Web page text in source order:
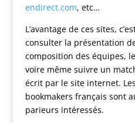
endirect.com, etc…
L’avantage de ces sites,
consulter la présentation
composition des équipes,
voire même suivre un
écrit par le site internet.
bookmakers français sont
parieurs intéressés.